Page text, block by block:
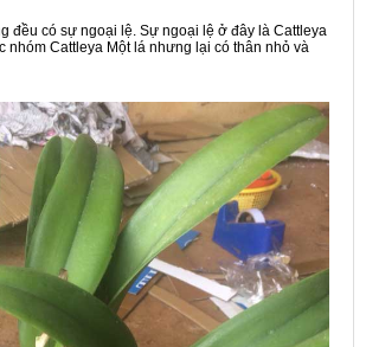
đều có sự ngoại lệ. Sự ngoại lệ ở đây là Cattleya
nhóm Cattleya Một lá nhưng lại có thân nhỏ và